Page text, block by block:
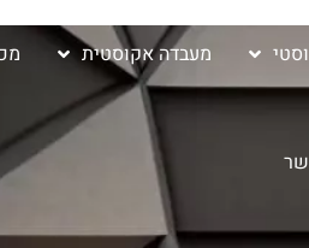
מעבדה אקוסטית